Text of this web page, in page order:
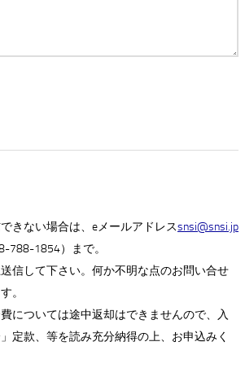
きない場合は、eメールアドレスsnsi@snsi.jp
788-1854）まで。
信して下さい。何か不明な点のお問い合せ
。
については途中返却はできませんので、入
定款、等を読み充分納得の上、お申込みく